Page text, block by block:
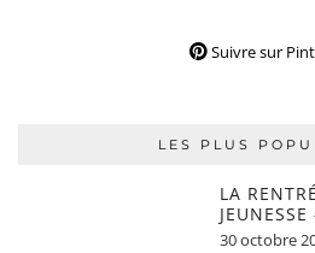
Suivre sur
LES PLUS
LA
30 octobre